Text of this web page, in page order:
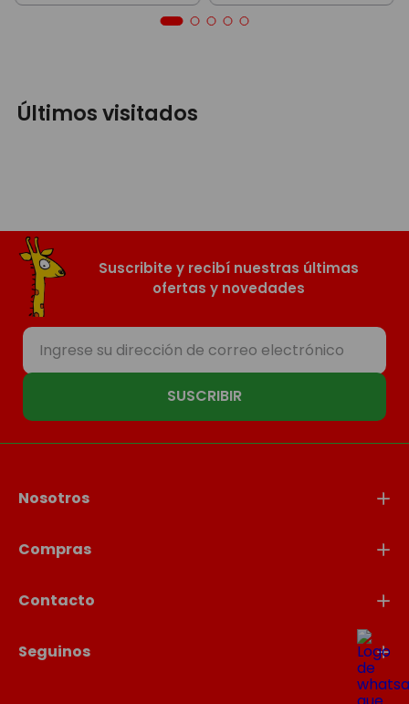
Últimos visitados
Suscribite y recibí nuestras últimas
ofertas y novedades
SUSCRIBIR
Nosotros
Compras
Contacto
Seguinos